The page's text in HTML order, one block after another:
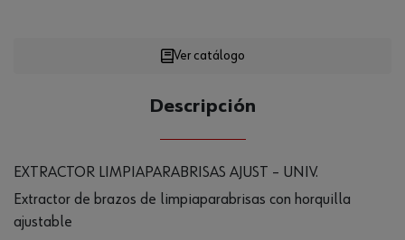
Ver catálogo
Descripción
EXTRACTOR LIMPIAPARABRISAS AJUST – UNIV.
Extractor de brazos de limpiaparabrisas con horquilla
ajustable